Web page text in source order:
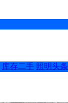
库存二手 照明头条